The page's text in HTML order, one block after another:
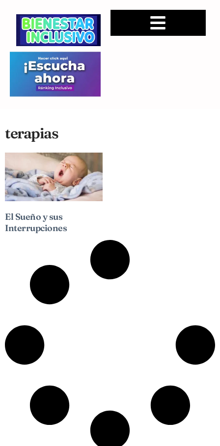
terapias
El Sueño y sus
Interrupciones